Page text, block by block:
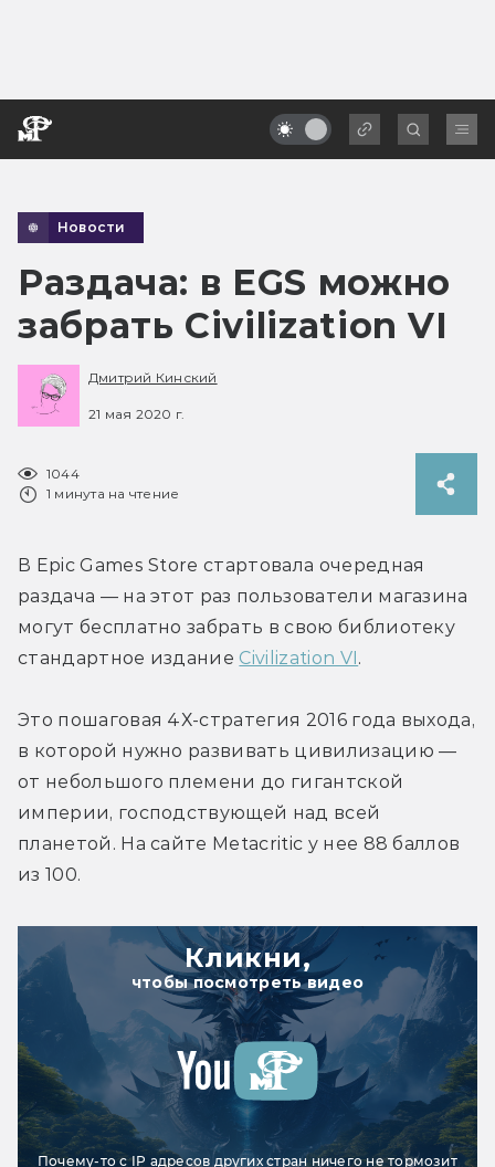
Новости
Раздача: в EGS можно
забрать Civilization VI
Дмитрий Кинский
21 мая 2020 г.
1044
1 минута на чтение
В Epic Games Store стартовала очередная
раздача — на этот раз пользователи магазина
могут бесплатно забрать в свою библиотеку
стандартное издание Civilization VI.
Это пошаговая 4Х-стратегия 2016 года выхода,
в которой нужно развивать цивилизацию —
от небольшого племени до гигантской
империи, господствующей над всей
планетой. На сайте Metacritic у нее 88 баллов
из 100.
Кликни,
чтобы посмотреть видео
Почему-то с IP адресов других стран ничего не тормозит